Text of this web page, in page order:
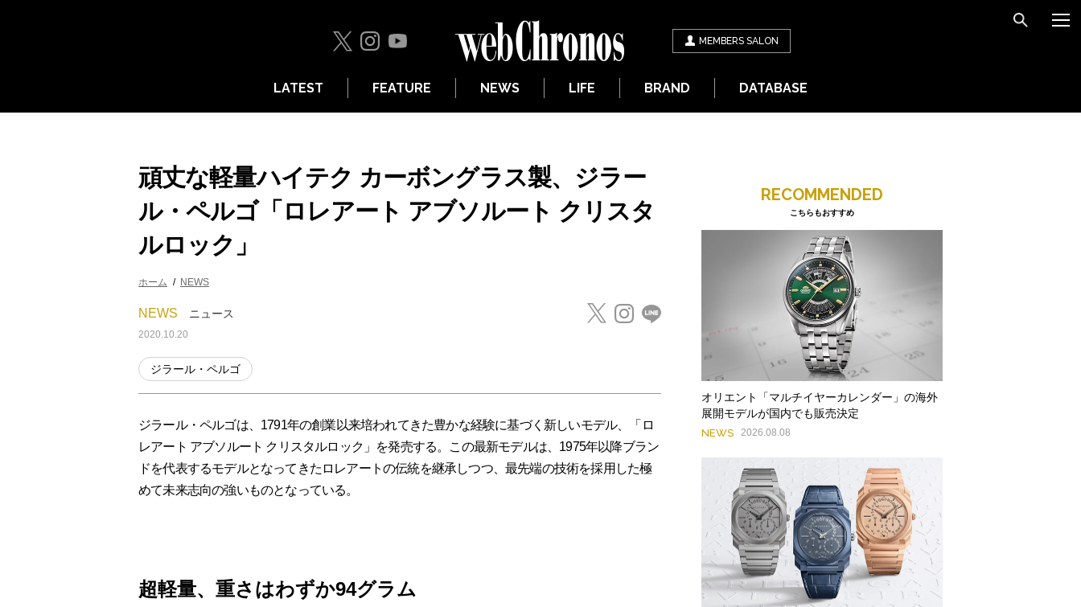
MEMBERS SALON
LATEST FEATURE NEWS LIFE BRAND DATABASE
頑丈な軽量ハイテク カーボングラス製、ジラー
ル・ペルゴ「ロレアート アブソルート クリスタ
ルロック」
ホーム NEWS
NEWS ニュース
2020.10.20
ジラール・ペルゴ
ジラール・ペルゴは、1791年の創業以来培われてきた豊かな経験に基づく新しいモデル、「ロ
レアート アブソルート クリスタルロック」を発売する。この最新モデルは、1975年以降ブラン
ドを代表するモデルとなってきたロレアートの伝統を継承しつつ、最先端の技術を採用した極
めて未来志向の強いものとなっている。
超軽量、重さはわずか94グラム
RECOMMENDED
こちらもおすすめ
オリエント「マルチイヤーカレンダー」の海外
展開モデルが国内でも販売決定
NEWS 2026.08.08